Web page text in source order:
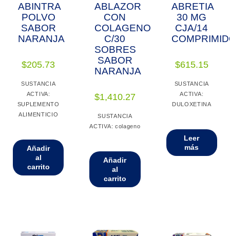
ABINTRA
POLVO
SABOR
NARANJA
$205.73
SUSTANCIA
ACTIVA:
SUPLEMENTO
ALIMENTICIO
Añadir
al
carrito
ABLAZOR
CON
COLAGENO
C/30
SOBRES
SABOR
NARANJA
$1,410.27
SUSTANCIA
ACTIVA: colageno
Añadir
al
carrito
ABRETIA
30 MG
CJA/14
$615.15
SUSTANCIA
ACTIVA:
DULOXETINA
Leer
más